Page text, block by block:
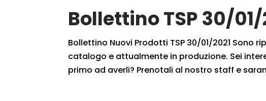
Bollettino TSP 30/01/
Bollettino Nuovi Prodotti TSP 30/01/2021 Sono
catalogo e attualmente in produzione. Sei
primo ad averli? Prenotali al nostro staff e